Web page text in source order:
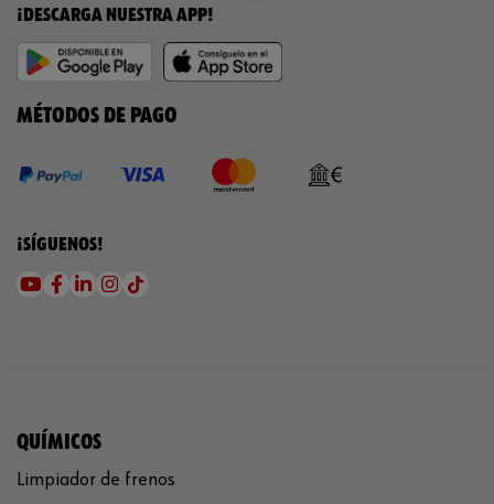
¡DESCARGA NUESTRA APP!
MÉTODOS DE PAGO
¡SÍGUENOS!
QUÍMICOS
Limpiador de frenos